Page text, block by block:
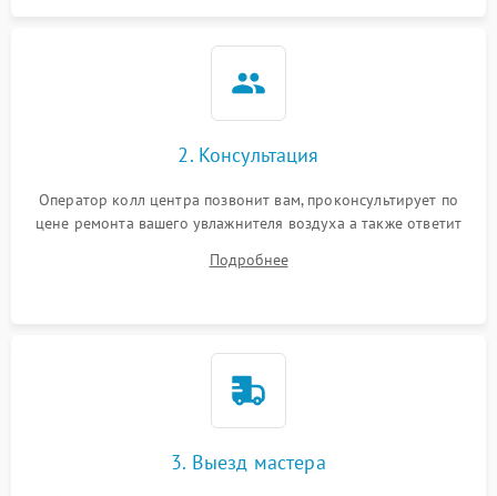
2. Консультация
Оператор колл центра позвонит вам, проконсультирует по
цене ремонта вашего увлажнителя воздуха а также ответит
Подробнее
3. Выезд мастера